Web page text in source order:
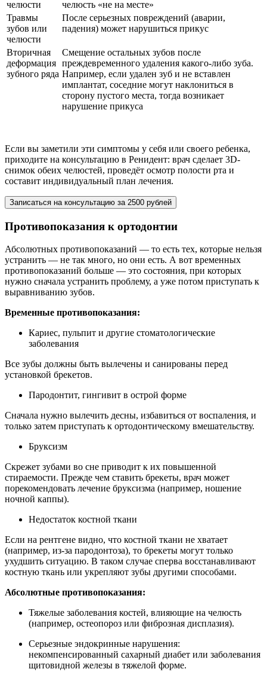
челюсти
челюсть «не на месте»
Травмы
зубов или
челюсти
После серьезных повреждений (аварии,
падения) может нарушиться прикус
Вторичная
деформация
зубного ряда
Смещение остальных зубов после
преждевременного удаления какого-либо зуба.
Например, если удален зуб и не вставлен
имплантат, соседние могут наклониться в
сторону пустого места, тогда возникает
нарушение прикуса
Если вы заметили эти симптомы у себя или своего ребенка,
приходите на консультацию в Ренидент: врач сделает 3D-
снимок обеих челюстей, проведёт осмотр полости рта и
составит индивидуальный план лечения.
Записаться на консультацию за 2500 рублей
Противопоказания к ортодонтии
Абсолютных противопоказаний — то есть тех, которые нельзя
устранить — не так много, но они есть. А вот временных
противопоказаний больше — это состояния, при которых
нужно сначала устранить проблему, а уже потом приступать к
выравниванию зубов.
Временные противопоказания:
Кариес, пульпит и другие стоматологические
заболевания
Все зубы должны быть вылечены и санированы перед
установкой брекетов.
Пародонтит, гингивит в острой форме
Сначала нужно вылечить десны, избавиться от воспаления, и
только затем приступать к ортодонтическому вмешательству.
Бруксизм
Скрежет зубами во сне приводит к их повышенной
стираемости. Прежде чем ставить брекеты, врач может
порекомендовать лечение бруксизма (например, ношение
ночной каппы).
Недостаток костной ткани
Если на рентгене видно, что костной ткани не хватает
(например, из-за пародонтоза), то брекеты могут только
ухудшить ситуацию. В таком случае сперва восстанавливают
костную ткань или укрепляют зубы другими способами.
Абсолютные противопоказания:
Тяжелые заболевания костей, влияющие на челюсть
(например, остеопороз или фиброзная дисплазия).
Серьезные эндокринные нарушения:
некомпенсированный сахарный диабет или заболевания
щитовидной железы в тяжелой форме.